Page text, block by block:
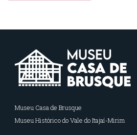
Museu Casa de Brusque
Museu Histórico do Vale do Itajaí-Mirim